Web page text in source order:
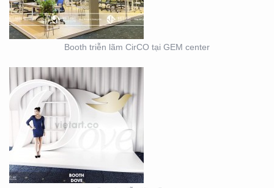
Booth triễn lãm CirCO tại GEM center
THIẾT KẾ THI CÔNG
NỘI THẤT SHOWROOM
– CỬA HÀNG